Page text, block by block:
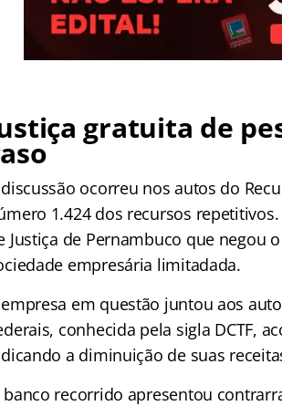
gratuita de
ocorreu nos autos do
1.424 dos recursos
Justiça de Pernambuco que negou
empresária limitadada.
em questão juntou aos
conhecida pela sigla DCTF,
a diminuição de suas
banco recorrido apresentou